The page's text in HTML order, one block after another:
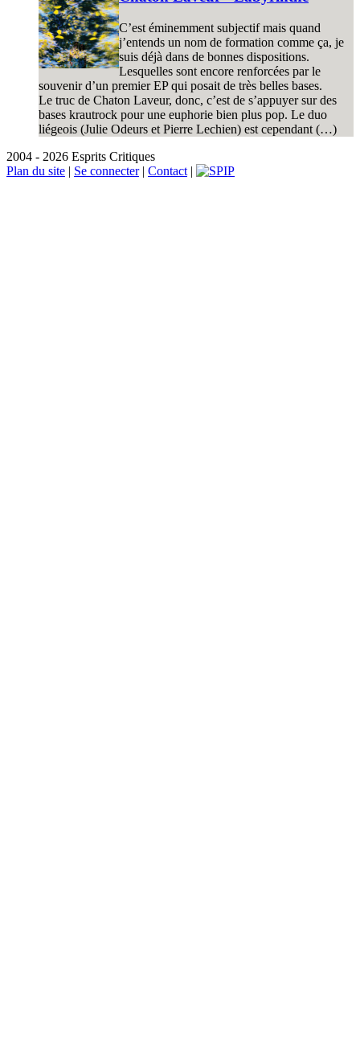
C’est éminemment subjectif mais quand
j’entends un nom de formation comme ça, je
suis déjà dans de bonnes dispositions.
Lesquelles sont encore renforcées par le
souvenir d’un premier EP qui posait de très belles bases.
Le truc de Chaton Laveur, donc, c’est de s’appuyer sur des
bases krautrock pour une euphorie bien plus pop. Le duo
liégeois (Julie Odeurs et Pierre Lechien) est cependant (…)
2004 - 2026 Esprits Critiques
Plan du site | Se connecter| Contact |